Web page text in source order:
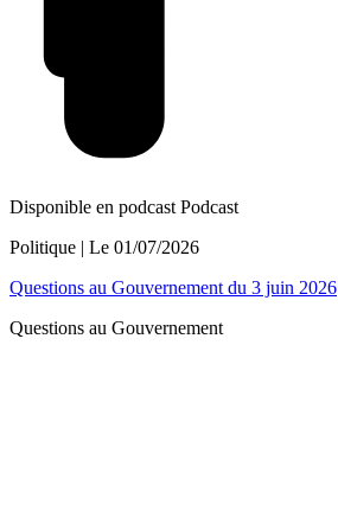
Disponible en podcast Podcast
Politique | Le 01/07/2026
Questions au Gouvernement du 3 juin 2026
Questions au Gouvernement